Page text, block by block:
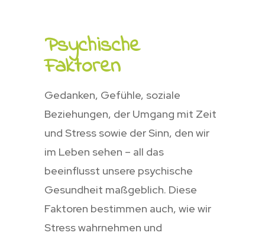
Psychische
Faktoren
Gedanken, Gefühle, soziale
Beziehungen, der Umgang mit Zeit
und Stress sowie der Sinn, den wir
im Leben sehen – all das
beeinflusst unsere psychische
Gesundheit maßgeblich. Diese
Faktoren bestimmen auch, wie wir
Stress wahrnehmen und